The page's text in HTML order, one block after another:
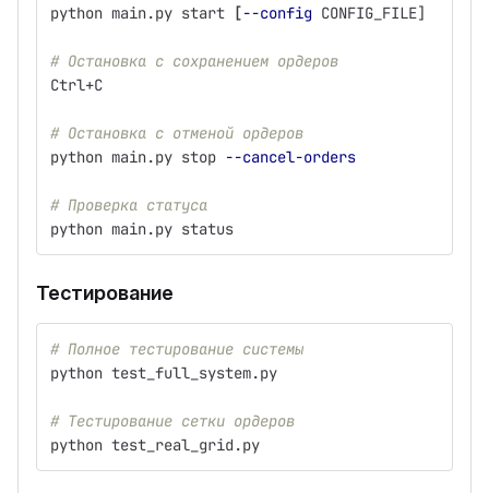
python main.py start
[--config CONFIG_FILE]
# Остановка с сохранением ордеров
Ctrl+C
# Остановка с отменой ордеров
python main.py stop --cancel-orders
# Проверка статуса
python main.py status
Тестирование
# Полное тестирование системы
python test_full_system.py
# Тестирование сетки ордеров
python test_real_grid.py